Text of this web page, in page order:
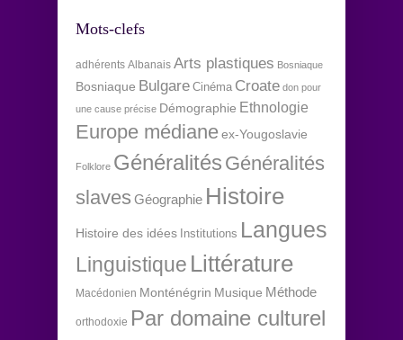
Mots-clefs
adhérents Albanais Arts plastiques Bosniaque
Bosniaque Bulgare Cinéma Croate don pour
une cause précise Démographie Ethnologie
Europe médianeex-Yougoslavie
Folklore Généralités Généralités
slaves Géographie Histoire
Histoire des idées Institutions Langues
Linguistique Littérature
Macédonien Monténégrin Musique Méthode
orthodoxie Par domaine culturel